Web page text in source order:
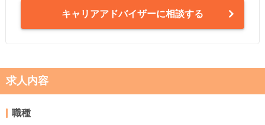
キャリアアドバイザーに相談する
求人内容
職種